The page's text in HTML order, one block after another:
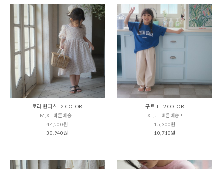
로라 원피스 - 2 COLOR
M,XL 빠른배송 !
44,200원
30,940원
구트 T - 2 COLOR
XL,JL 빠른배송 !
15,300원
10,710원